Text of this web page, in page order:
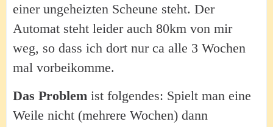
einer ungeheizten Scheune steht. Der
Automat steht leider auch 80km von mir
weg, so dass ich dort nur ca alle 3 Wochen
mal vorbeikomme.
Das Problem ist folgendes: Spielt man eine
Weile nicht (mehrere Wochen) dann